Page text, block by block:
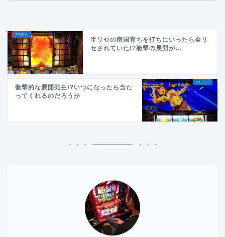
半リセの南国育ちを打ちにいったら全リ
セされていた!?衝撃の展開が…
衝撃的な展開発生!?いつになったら当た
ってくれるのだろうか